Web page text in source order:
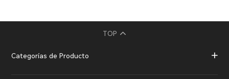
TOP
Categorías de Producto